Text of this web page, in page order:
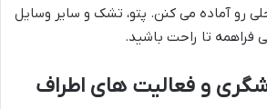
رو آماده می کنن. پتو، تشک و سایر وسایل
فراهمه تا راحت باشید.
و فعالیت های اطراف